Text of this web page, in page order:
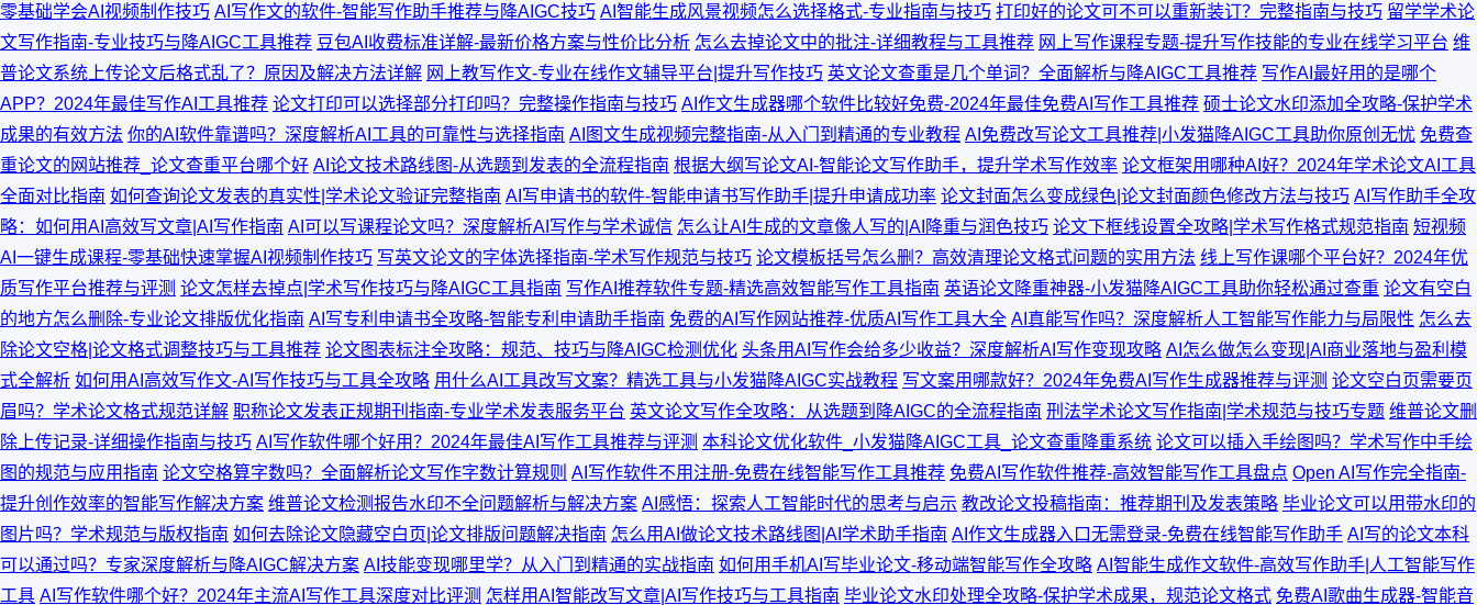
零基础学会AI视频制作技巧 AI写作文的软件-智能写作助手推荐与降AIGC技巧 AI智能生成风景视频怎么选择格式-专业指南与技巧 打印好的论文可不可以重新装订？完整指南与技巧 留学学术论
文写作指南-专业技巧与降AIGC工具推荐 豆包AI收费标准详解-最新价格方案与性价比分析 怎么去掉论文中的批注-详细教程与工具推荐 网上写作课程专题-提升写作技能的专业在线学习平台 维
普论文系统上传论文后格式乱了？原因及解决方法详解 网上教写作文-专业在线作文辅导平台|提升写作技巧 英文论文查重是几个单词？全面解析与降AIGC工具推荐 写作AI最好用的是哪个
APP？2024年最佳写作AI工具推荐 论文打印可以选择部分打印吗？完整操作指南与技巧 AI作文生成器哪个软件比较好免费-2024年最佳免费AI写作工具推荐 硕士论文水印添加全攻略-保护学术
成果的有效方法 你的AI软件靠谱吗？深度解析AI工具的可靠性与选择指南 AI图文生成视频完整指南-从入门到精通的专业教程 AI免费改写论文工具推荐|小发猫降AIGC工具助你原创无忧 免费查
重论文的网站推荐_论文查重平台哪个好 AI论文技术路线图-从选题到发表的全流程指南 根据大纲写论文AI-智能论文写作助手，提升学术写作效率 论文框架用哪种AI好？2024年学术论文AI工具
全面对比指南 如何查询论文发表的真实性|学术论文验证完整指南 AI写申请书的软件-智能申请书写作助手|提升申请成功率 论文封面怎么变成绿色|论文封面颜色修改方法与技巧 AI写作助手全攻
略：如何用AI高效写文章|AI写作指南 AI可以写课程论文吗？深度解析AI写作与学术诚信 怎么让AI生成的文章像人写的|AI降重与润色技巧 论文下框线设置全攻略|学术写作格式规范指南 短视频
AI一键生成课程-零基础快速掌握AI视频制作技巧 写英文论文的字体选择指南-学术写作规范与技巧 论文模板括号怎么删？高效清理论文格式问题的实用方法 线上写作课哪个平台好？2024年优
质写作平台推荐与评测 论文怎样去掉点|学术写作技巧与降AIGC工具指南 写作AI推荐软件专题-精选高效智能写作工具指南 英语论文降重神器-小发猫降AIGC工具助你轻松通过查重 论文有空白
的地方怎么删除-专业论文排版优化指南 AI写专利申请书全攻略-智能专利申请助手指南 免费的AI写作网站推荐-优质AI写作工具大全 AI真能写作吗？深度解析人工智能写作能力与局限性 怎么去
除论文空格|论文格式调整技巧与工具推荐 论文图表标注全攻略：规范、技巧与降AIGC检测优化 头条用AI写作会给多少收益？深度解析AI写作变现攻略 AI怎么做怎么变现|AI商业落地与盈利模
式全解析 如何用AI高效写作文-AI写作技巧与工具全攻略 用什么AI工具改写文案？精选工具与小发猫降AIGC实战教程 写文案用哪款好？2024年免费AI写作生成器推荐与评测 论文空白页需要页
眉吗？学术论文格式规范详解 职称论文发表正规期刊指南-专业学术发表服务平台 英文论文写作全攻略：从选题到降AIGC的全流程指南 刑法学术论文写作指南|学术规范与技巧专题 维普论文删
除上传记录-详细操作指南与技巧 AI写作软件哪个好用？2024年最佳AI写作工具推荐与评测 本科论文优化软件_小发猫降AIGC工具_论文查重降重系统 论文可以插入手绘图吗？学术写作中手绘
图的规范与应用指南 论文空格算字数吗？全面解析论文写作字数计算规则 AI写作软件不用注册-免费在线智能写作工具推荐 免费AI写作软件推荐-高效智能写作工具盘点 Open AI写作完全指南-
提升创作效率的智能写作解决方案 维普论文检测报告水印不全问题解析与解决方案 AI感悟：探索人工智能时代的思考与启示 教改论文投稿指南：推荐期刊及发表策略 毕业论文可以用带水印的
图片吗？学术规范与版权指南 如何去除论文隐藏空白页|论文排版问题解决指南 怎么用AI做论文技术路线图|AI学术助手指南 AI作文生成器入口无需登录-免费在线智能写作助手 AI写的论文本科
可以通过吗？专家深度解析与降AIGC解决方案 AI技能变现哪里学？从入门到精通的实战指南 如何用手机AI写毕业论文-移动端智能写作全攻略 AI智能生成作文软件-高效写作助手|人工智能写作
工具 AI写作软件哪个好？2024年主流AI写作工具深度对比评测 怎样用AI智能改写文章|AI写作技巧与工具指南 毕业论文水印处理全攻略-保护学术成果，规范论文格式 免费AI歌曲生成器-智能音